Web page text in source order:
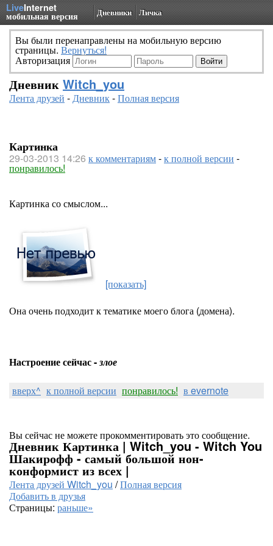
LiveInternet
мобильная версия Дневники Личка
Вы были перенаправлены на мобильную версию
страницы. Вернуться!
Авторизация
Дневник Witch_you
Лента друзей -Дневник-Полная версия
Картинка
29-03-2013 14:26 к комментариям-к полной версии -
понравилось!
Картинка со смыслом...
[показать]
Она очень подходит к тематике моего блога (домена).
Настроение сейчас -злое
вверх^ к полной версии понравилось! в evernote
Вы сейчас не можете прокомментировать это сообщение.
Дневник Картинка | Witch_you - Witch You
Шакирофф - самый большой нон-
конформист из всех |
Лента друзей Witch_you /Полная версия
Добавить в друзья
Страницы: раньше»